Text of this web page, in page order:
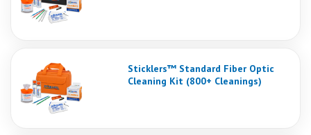
Sticklers™ Standard Fiber Optic
Cleaning Kit (800+ Cleanings)